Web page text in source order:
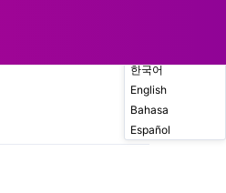
Comments
한국어
English
Bahasa
Español